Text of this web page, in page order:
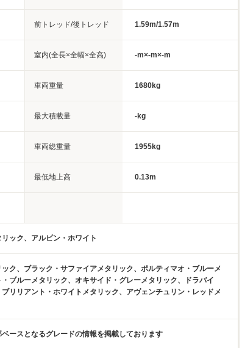
前トレッド/後トレッド 1.59m/1.57m
室内(全長×全幅×全高) -m×-m×-m
車両重量 1680kg
最大積載量 -kg
車両総重量 1955kg
最低地上高 0.13m
ック、アルピン・ホワイト
ク、ブラック・サファイアメタリック、ポルティマオ・ブルーメ
ブルーメタリック、オキサイド・グレーメタリック、ドラバイ
ブリリアント・ホワイトメタリック、アヴェンチュリン・レッドメ
ースとなるグレードの情報を掲載しております